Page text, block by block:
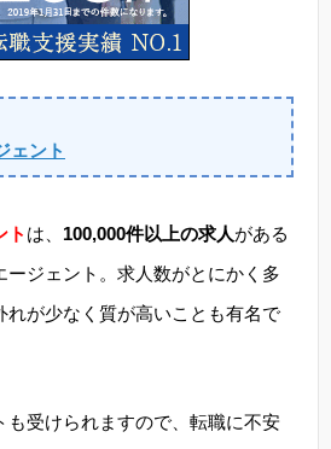
ェント
ト は、 100,000件以上の求人がある
ージェント。求人数がとにかく多
れが少なく質が高いことも有名で
も受けられますので、転職に不安